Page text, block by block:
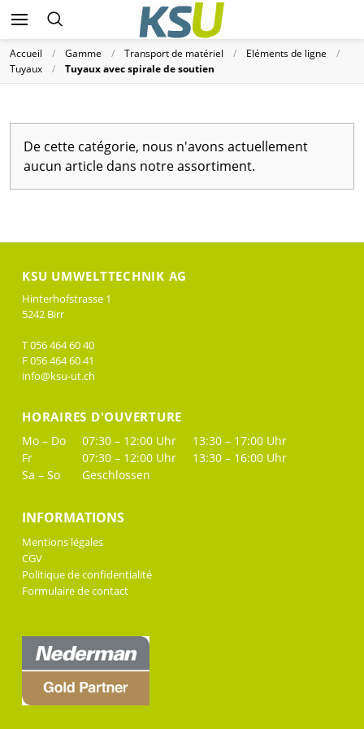
Accueil Gamme Transport de matériel
Eléments de ligne
Tuyaux
Tuyaux avec spirale de soutien
De cette catégorie, nous n'avons actuellement
aucun article dans notre assortiment.
KSU UMWELTTECHNIK AG
Hinterhofstrasse 1
5242 Birr
T 056 464 60 40
F 056 464 60 41
info@ksu-ut.ch
HORAIRES D'OUVERTURE
Mo – Do 07:30 – 12:00 Uhr
13:30 – 17:00 Uhr
Fr
07:30 – 12:00 Uhr
13:30 – 16:00 Uhr
Sa – So
Geschlossen
INFORMATIONS
Mentions légales
CGV
Politique de confidentialité
Formulaire de contact